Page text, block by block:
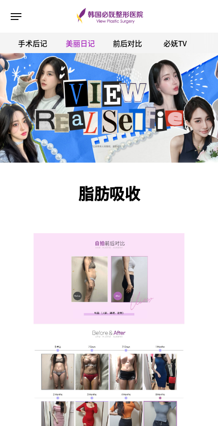
ESC 버튼을 누르면 검색창을 닫을 수 있습니다.
手术后记 美丽日记 前后对比 必妩TV
脂肪吸收